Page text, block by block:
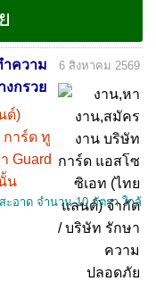
ความ
งกรวย
ด์)
าร์ด ทู
Guard
น
6 สิงหาคม 2569
อาด จำนวน 10 อัตรา ใกล้